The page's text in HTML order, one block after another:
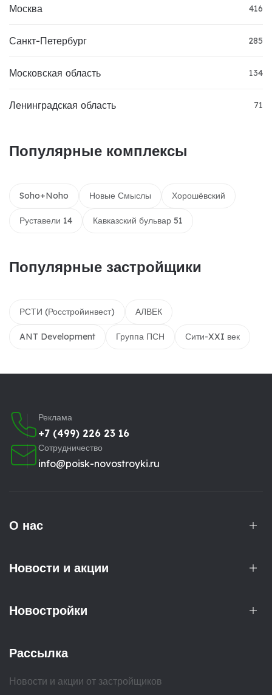
Москва 416
Санкт-Петербург 285
Московская область 134
Ленинградская область 71
Популярные комплексы
Soho+Noho Новые Смыслы Хорошёвский
Руставели 14 Кавказский бульвар 51
Популярные застройщики
РСТИ (Росстройинвест) АЛВЕК
ANT Development Группа ПСН Сити-XXI век
Реклама
+7 (499) 226 23 16
Сотрудничество
info@poisk-novostroyki.ru
О нас
Новости и акции
Новостройки
Рассылка
Новости и акции от застройщиков